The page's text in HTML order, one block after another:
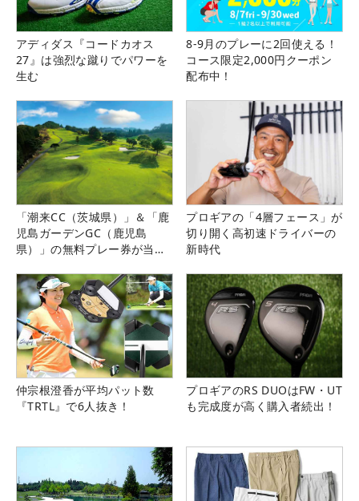
アディダス『コードカオス
27』は強烈な蹴りでパワーを
生む
8-9月のプレーに2回使える！
コース限定2,000円クーポン
配布中！
「潮来CC（茨城県）」＆「鹿
児島ガーデンGC（鹿児島
県）」の無料プレー券が当た
プロギアの「4層フェース」が
切り開く高初速ドライバーの
新時代
仲宗根澄香が平均パット数
『TRTL』で6人抜き！
プロギアのRS DUOはFW・UT
も完成度が高く購入者続出！